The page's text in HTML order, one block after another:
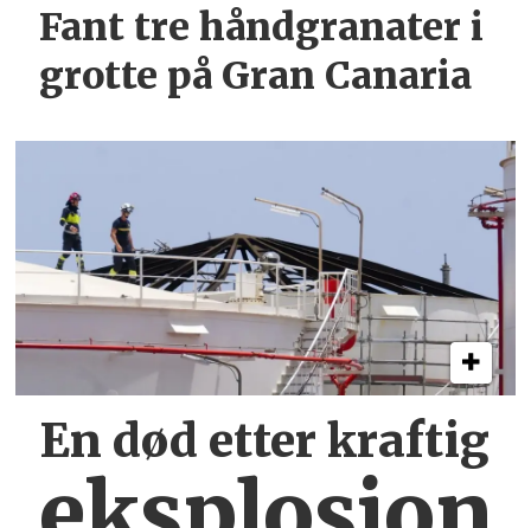
Fant tre håndgranater i
grotte på Gran Canaria
En død etter kraftig